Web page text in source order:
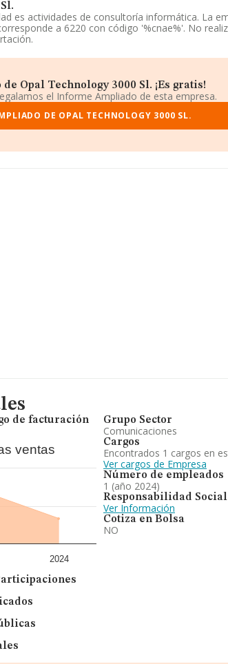
es actividades de consultoría informática. La
a 6220 con código '%cnae%'. No
empleados y según los datos a disposición de
según los niveles de facturación, en los distintos
información: la empresa ha caído 314 puestos
al 2.710. Éstas son algunas de las empresas que
Rikmo Servicios Informáticos S.LyXtms Soft
. En 2024 ha ocupado peor posición bajando
Opal Technology 3000 Sl. ¡Es gratis!
el Informe Ampliado de esta empresa.
DE OPAL TECHNOLOGY 3000 SL.
de facturación
ventas
2024
Grupo Sector
Comunicaciones
Cargos
Encontrados 1 cargos en
Ver cargos de Empresa
Número de empleados
1 (año 2024)
Responsabilidad
Ver Información
Cotiza en Bolsa
NO